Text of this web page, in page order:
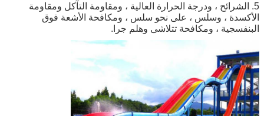
5. الشرائح ، ودرجة الحرارة العالية ، ومقاومة التآكل ومقاومة
الأكسدة ، وسلس ، على نحو سلس ، ومكافحة الأشعة فوق
البنفسجية ، ومكافحة تتلاشى وهلم جرا.